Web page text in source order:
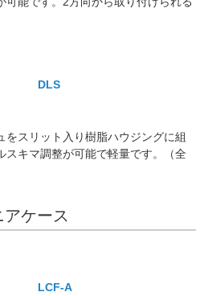
DLS
をスリット入り樹脂ハウジングに組
スキマ調整が可能で軽量です。（全
ケース
LCF-A